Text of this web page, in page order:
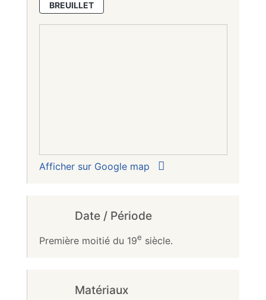
BREUILLET
Afficher sur Google map
Date / Période
Première moitié du 19e siècle.
Matériaux